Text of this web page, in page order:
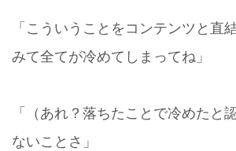
「こういうことをコンテンツと直
みて全てが冷めてしまってね」
「（あれ？落ちたことで冷めた
ないことさ」